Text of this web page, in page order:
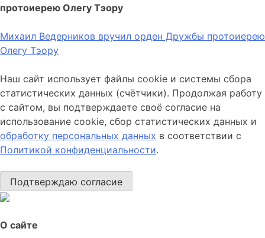
протоиерею Олегу Тэору
Михаил Ведерников вручил орден Дружбы протоиерею
Олегу Тэору
Наш сайт использует файлы cookie и системы сбора
статистических данных (счётчики). Продолжая работу
с сайтом, вы подтверждаете своё согласие на
использование cookie, сбор статистических данных и
обработку персональных данных в соответствии с
Политикой конфиденциальности.
Подтверждаю согласие
О сайте